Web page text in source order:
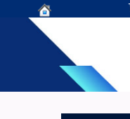
Centro de
OLADE -